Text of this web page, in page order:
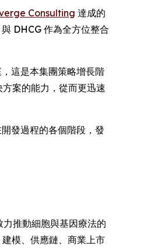
Consulting 達成的
DHCG 作為全方位整合
這是本集團策略增長階
案的能力，從而更迅速
發過程的各個階段，發
推動細胞與基因療法的
模、供應鏈、商業上市